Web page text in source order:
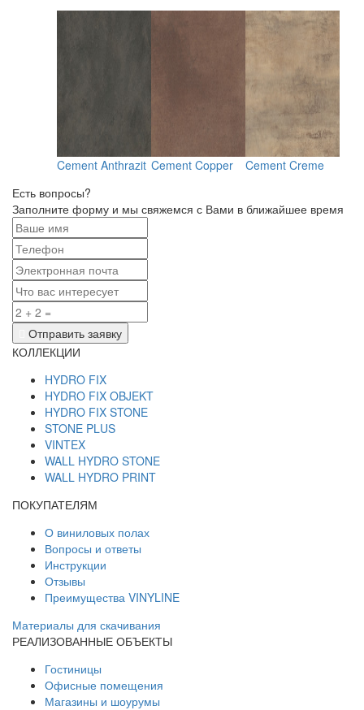
Cement Anthrazit Cement Copper Cement Creme
Есть вопросы?
Заполните форму и мы свяжемся с Вами в ближайшее время
Отправить заявку
КОЛЛЕКЦИИ
HYDRO FIX
HYDRO FIX OBJEKT
HYDRO FIX STONE
STONE PLUS
VINTEX
WALL HYDRO STONE
WALL HYDRO PRINT
ПОКУПАТЕЛЯМ
О виниловых полах
Вопросы и ответы
Инструкции
Отзывы
Преимущества VINYLINE
Материалы для скачивания
РЕАЛИЗОВАННЫЕ ОБЪЕКТЫ
Гостиницы
Офисные помещения
Магазины и шоурумы